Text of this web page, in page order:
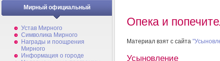
Мирный официальный
Устав Мирного
Символика Мирного
Награды и поощрения
Мирного
Информация о городе
Опека и
Материал взят с сайта
Усыновление